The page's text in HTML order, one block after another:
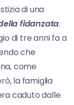
di una
fidanzata.
di tre anni fa a
che
come
la famiglia
caduto dalle